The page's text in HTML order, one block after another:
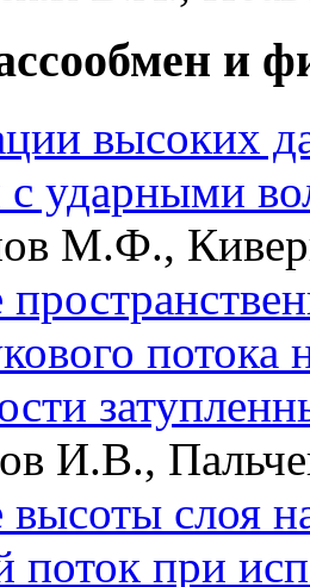
и
высоких
с ударными
М.Ф.,
потока
И.В.,
слоя
поток при